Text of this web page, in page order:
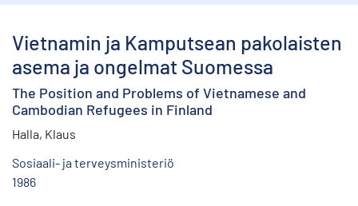
Vietnamin ja Kamputsean pakolaisten
asema ja ongelmat Suomessa
The Position and Problems of Vietnamese and
Cambodian Refugees in Finland
Halla, Klaus
Sosiaali- ja terveysministeriö
1986